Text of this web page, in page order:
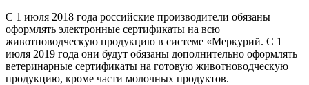
С 1 июля 2018 года российские производители обязаны
оформлять электронные сертификаты на всю
животноводческую продукцию в системе «Меркурий. С 1
июля 2019 года они будут обязаны дополнительно оформлять
ветеринарные сертификаты на готовую животноводческую
продукцию, кроме части молочных продуктов.